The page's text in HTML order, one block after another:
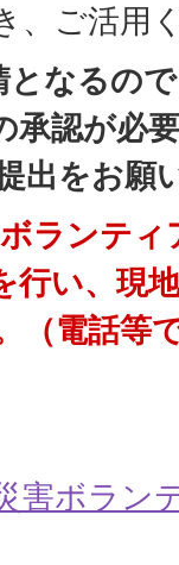
、ご活用
なるの
承認が必
出をお願
ランティ
行い、現
（電話等
害ボラン